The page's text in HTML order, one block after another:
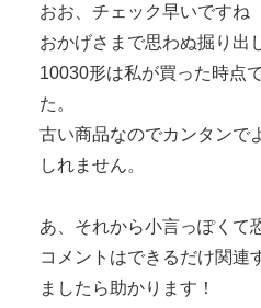
おお、チェック早いですね
おかげさまで思わぬ掘り出
10030形は私が買った時点
た。
古い商品なのでカンタンで
しれません。
あ、それから小言っぽくて
コメントはできるだけ関連
ましたら助かります！